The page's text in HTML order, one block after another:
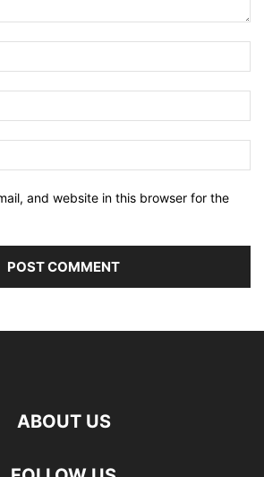
and website in this browser for the
ABOUT US